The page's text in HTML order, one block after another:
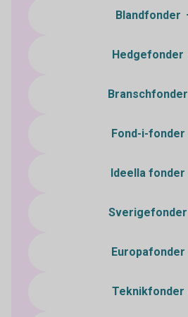
Blandfonder
Hedgefonder
Branschfonder
Fond-i-fonder
Ideella fonder
Sverigefonder
Europafonder
Teknikfonder